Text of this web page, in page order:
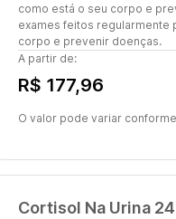
como está o seu corpo e
exames feitos regularmente
corpo e prevenir doenças.
A partir de:
R$ 177,96
O valor pode variar
Cortisol Na Urina